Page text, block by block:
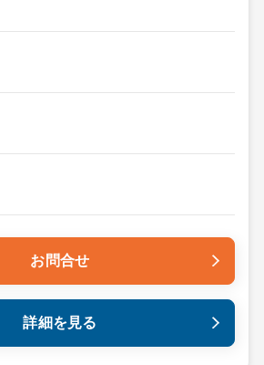
お問合せ
詳細を見る